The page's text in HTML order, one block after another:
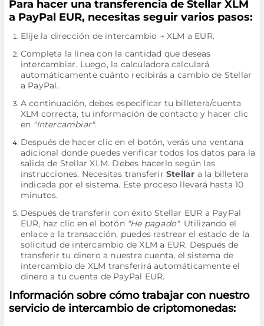
Para hacer una transferencia de Stellar XLM
a PayPal EUR, necesitas seguir varios pasos:
Elije la dirección de intercambio → XLM a EUR.
Completa la línea con la cantidad que deseas
intercambiar. Luego, la calculadora calculará
automáticamente cuánto recibirás a cambio de Stellar
a PayPal.
A continuación, debes especificar tu billetera/cuenta
XLM correcta, tu información de contacto y hacer clic
en "Intercambiar".
Después de hacer clic en el botón, verás una ventana
adicional donde puedes verificar todos los datos para la
salida de Stellar XLM. Debes hacerlo según las
instrucciones. Necesitas transferir Stellar a la billetera
indicada por el sistema. Este proceso llevará hasta 10
minutos.
Después de transferir con éxito Stellar EUR a PayPal
EUR, haz clic en el botón "He pagado". Utilizando el
enlace a la transacción, puedes rastrear el estado de la
solicitud de intercambio de XLM a EUR. Después de
transferir tu dinero a nuestra cuenta, el sistema de
intercambio de XLM transferirá automáticamente el
dinero a tu cuenta de PayPal EUR.
Información sobre cómo trabajar con nuestro
servicio de intercambio de criptomonedas: